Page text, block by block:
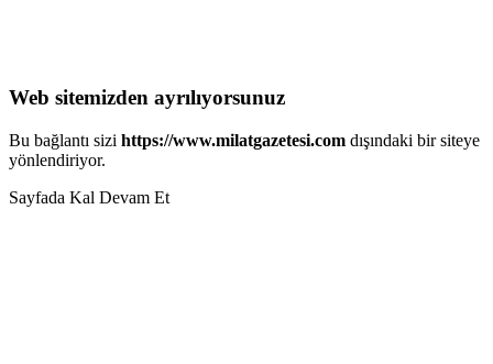
Web sitemizden ayrılıyorsunuz
Bu bağlantı sizi https://www.milatgazetesi.com dışındaki bir siteye
yönlendiriyor.
Sayfada Kal Devam Et